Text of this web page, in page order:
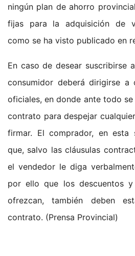
ningún plan de ahorro
fijas para la adquisición de
como se ha visto publicado en
En caso de desear suscribirse
consumidor deberá dirigirse a
oficiales, en donde ante todo
contrato para despejar
firmar. El comprador, en esta
que, salvo las cláusulas
el vendedor le diga
por ello que los descuentos
ofrezcan, también deben
contrato. (Prensa Provincial)